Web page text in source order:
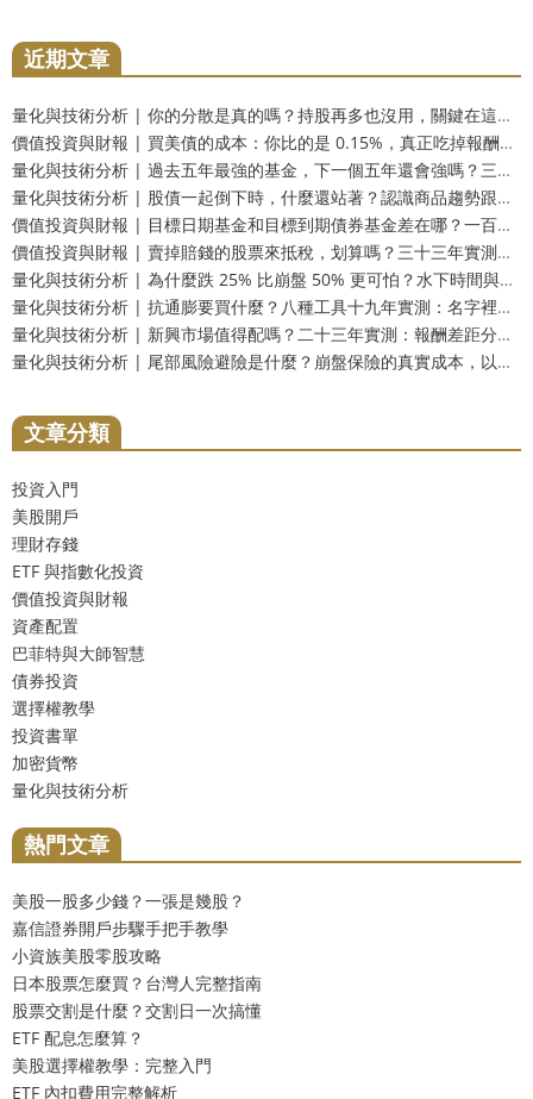
近期文章
量化與技術分析 | 你的分散是真的嗎？持股再多也沒用，關鍵在這個被忽略的數字
價值投資與財報 | 買美債的成本：你比的是 0.15%，真正吃掉報酬的可能是那 1.5%
量化與技術分析 | 過去五年最強的基金，下一個五年還會強嗎？三十三年實測：留在前段和掉到墊底的機率一樣高
量化與技術分析 | 股債一起倒下時，什麼還站著？認識商品趨勢跟蹤這個防禦資產
價值投資與財報 | 目標日期基金和目標到期債券基金差在哪？一百五十四年實測：到期還你的是票面，不是購買力
價值投資與財報 | 賣掉賠錢的股票來抵稅，划算嗎？三十三年實測：財富只多 2.9%，而台灣人這一步用不上
量化與技術分析 | 為什麼跌 25% 比崩盤 50% 更可怕？水下時間與潰瘍指數，風險的另一個量法
量化與技術分析 | 抗通膨要買什麼？八種工具十九年實測：名字裡有抗通膨的那一個，反而測不出反應
量化與技術分析 | 新興市場值得配嗎？二十三年實測：報酬差距分不出勝負，但台灣人多買了一份自己
量化與技術分析 | 尾部風險避險是什麼？崩盤保險的真實成本，以及一個更省事的替代方案
文章分類
投資入門
美股開戶
理財存錢
ETF 與指數化投資
價值投資與財報
資產配置
巴菲特與大師智慧
債券投資
選擇權教學
投資書單
加密貨幣
量化與技術分析
熱門文章
美股一股多少錢？一張是幾股？
嘉信證券開戶步驟手把手教學
小資族美股零股攻略
日本股票怎麼買？台灣人完整指南
股票交割是什麼？交割日一次搞懂
ETF 配息怎麼算？
美股選擇權教學：完整入門
ETF 內扣費用完整解析